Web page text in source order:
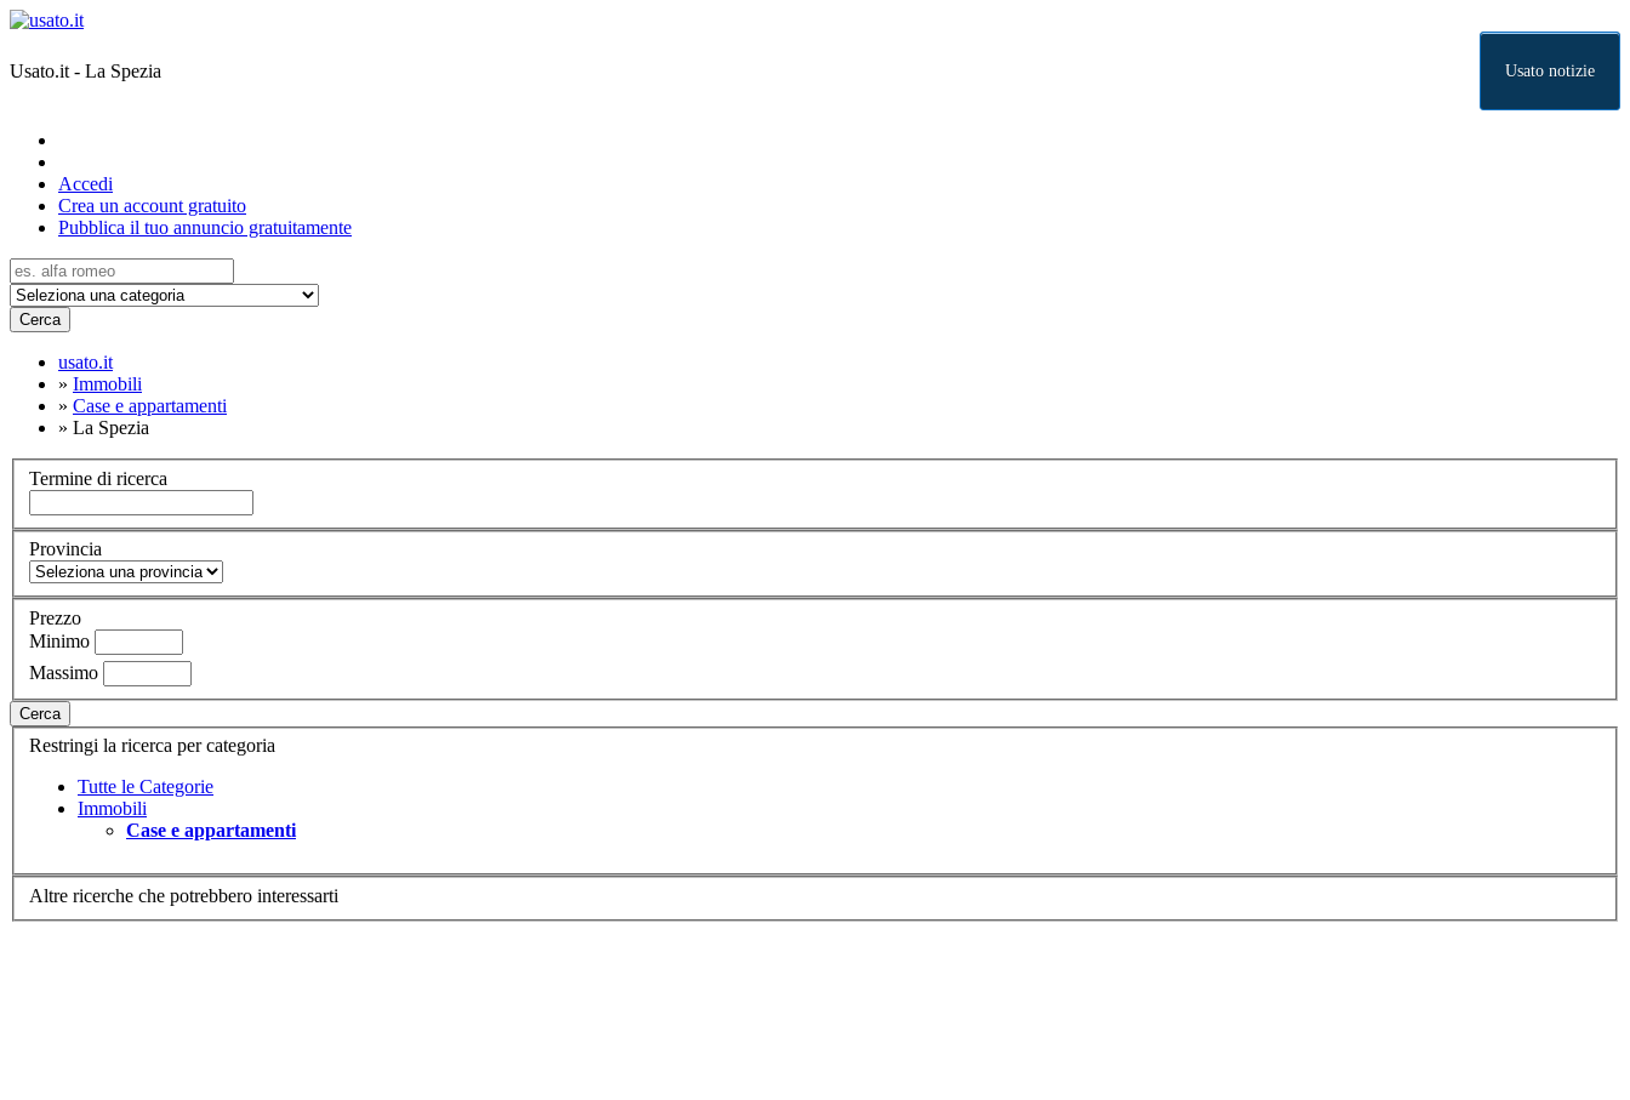
Usato.it - La Spezia Usato notizie
Accedi
Crea un account gratuito
Pubblica il tuo annuncio gratuitamente
Cerca
usato.it
» Immobili
» Case e appartamenti
» La Spezia
Termine di ricerca
Provincia
Prezzo
Minimo
Massimo
Cerca
Restringi la ricerca per categoria
Tutte le Categorie
Immobili
Case e appartamenti
Altre ricerche che potrebbero interessarti